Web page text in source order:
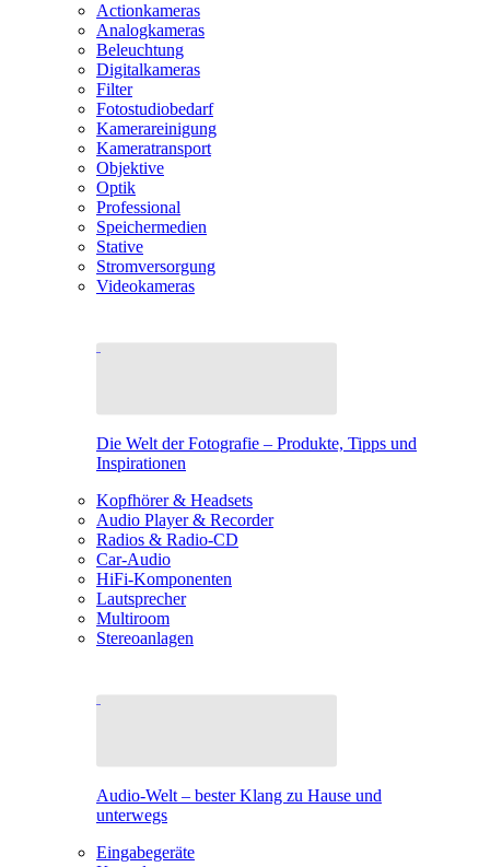
Actionkameras
Analogkameras
Beleuchtung
Digitalkameras
Filter
Fotostudiobedarf
Kamerareinigung
Kameratransport
Objektive
Optik
Professional
Speichermedien
Stative
Stromversorgung
Videokameras
Die Welt der Fotografie – Produkte, Tipps und
Inspirationen
Kopfhörer & Headsets
Audio Player & Recorder
Radios & Radio-CD
Car-Audio
HiFi-Komponenten
Lautsprecher
Multiroom
Stereoanlagen
Audio-Welt – bester Klang zu Hause und
unterwegs
Eingabegeräte